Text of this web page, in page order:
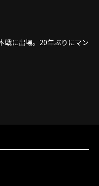
戦に出場。20年ぶりにマン